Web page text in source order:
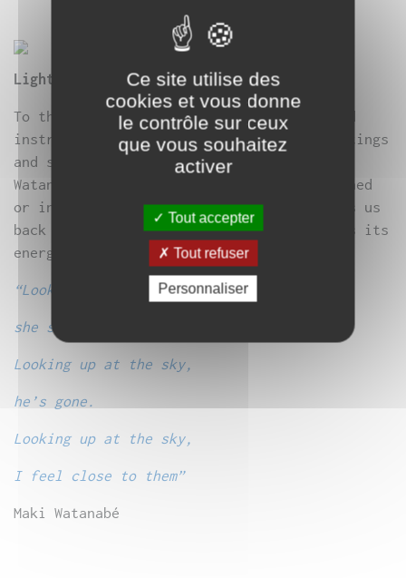
Light design : Olivier Foy
To the sound of Violaine Lochu’s voice and
instruments, amid Bernard Bousquet’s paintings
and sculptures that turn and turn, Maki
Watanabé draws us into another body; stunned
or in motion, the body she points to sends us
back to our most distant origins and draws its
energy from the mists of time.
“Looking at the sky,
she smiles.
Looking up at the sky,
he’s gone.
Looking up at the sky,
I feel close to them”
Maki Watanabé
Ce site utilise des
cookies et vous donne
le contrôle sur ceux
que vous souhaitez
activer
Tout accepter
Tout refuser
Personnaliser